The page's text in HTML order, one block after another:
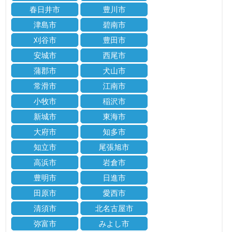
春日井市
豊川市
津島市
碧南市
刈谷市
豊田市
安城市
西尾市
蒲郡市
犬山市
常滑市
江南市
小牧市
稲沢市
新城市
東海市
大府市
知多市
知立市
尾張旭市
高浜市
岩倉市
豊明市
日進市
田原市
愛西市
清須市
北名古屋市
弥富市
みよし市